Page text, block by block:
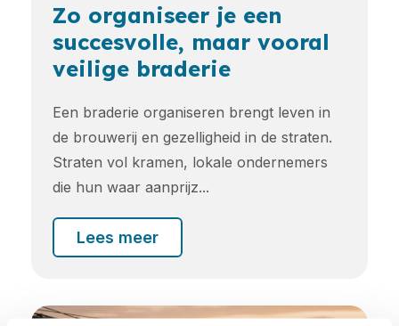
Zo organiseer je een
succesvolle, maar vooral
veilige braderie
Een braderie organiseren brengt leven in
de brouwerij en gezelligheid in de straten.
Straten vol kramen, lokale ondernemers
die hun waar aanprijz...
Lees meer